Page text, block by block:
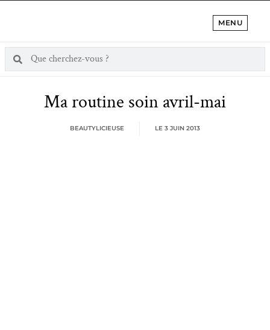
MENU
Ma routine soin avril-mai
BEAUTYLICIEUSE LE 3 JUIN 2013